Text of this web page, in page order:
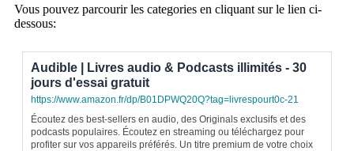
Vous pouvez parcourir les categories en cliquant sur le lien ci-
dessous:
Audible | Livres audio & Podcasts illimités - 30
jours d'essai gratuit
https://www.amazon.fr/dp/B01DPWQ20Q?tag=livrespourt0c-21
Écoutez des best-sellers en audio, des Originals exclusifs et des
podcasts populaires. Écoutez en streaming ou téléchargez pour
profiter sur vos appareils préférés. Un titre premium de votre choix